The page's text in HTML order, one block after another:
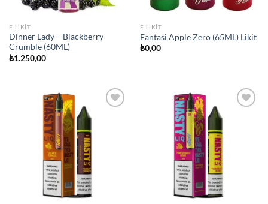
E-LIKIT
Dinner Lady – Blackberry
Crumble (60ML)
₺1.250,00
E-LIKIT
Fantasi Apple Zero (65ML) Likit
₺0,00